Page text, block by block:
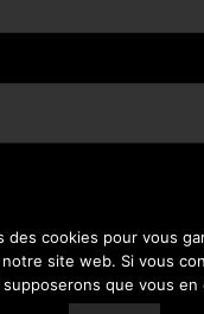
– 3236 Gampelen tous
des cookies pour vous
site web. Si vous
que vous en